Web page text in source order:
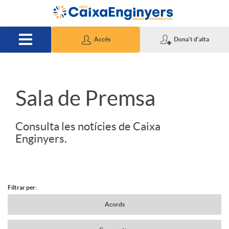
Salta al contingut principal
Accés Dona't d'alta
S
d
Sala de Premsa
Consulta les notícies de Caixa
Enginyers.
N
Filtrar per:
Acords